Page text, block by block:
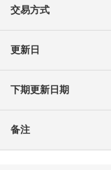
交易方式
更新日
下期更新日期
备注